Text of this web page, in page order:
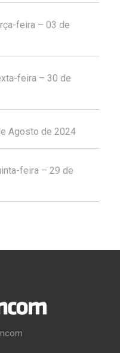
feira – 03 de
feira – 30 de
Agosto de 2024
feira – 29 de